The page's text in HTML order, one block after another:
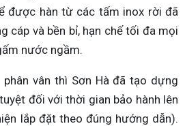
được hàn từ các tấm inox rời đã
cáp và bền bỉ, hạn chế tối đa mọi
nước ngầm.
phân vân thì Sơn Hà đã tạo dựng
đối với thời gian bảo hành lên
lắp đặt theo đúng hướng dẫn).